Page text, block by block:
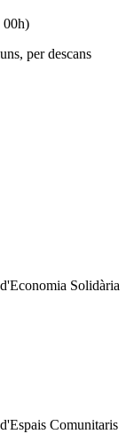
00h)
per descans
Solidària
Comunitaris